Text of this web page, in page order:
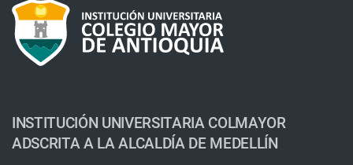
INSTITUCIÓN UNIVERSITARIA COLMAYOR
ADSCRITA A LA ALCALDÍA DE MEDELLÍN